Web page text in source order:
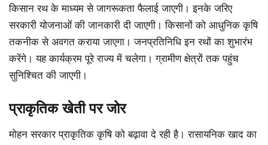
किसान रथ के माध्यम से जागरूकता फैलाई जाएगी। इनके जरिए
सरकारी योजनाओं की जानकारी दी जाएगी। किसानों को आधुनिक कृषि
तकनीक से अवगत कराया जाएगा। जनप्रतिनिधि इन रथों का शुभारंभ
करेंगे। यह कार्यक्रम पूरे राज्य में चलेगा। ग्रामीण क्षेत्रों तक पहुंच
सुनिश्चित की जाएगी।
प्राकृतिक खेती पर जोर
मोहन सरकार प्राकृतिक कृषि को बढ़ावा दे रही है। रासायनिक खाद का